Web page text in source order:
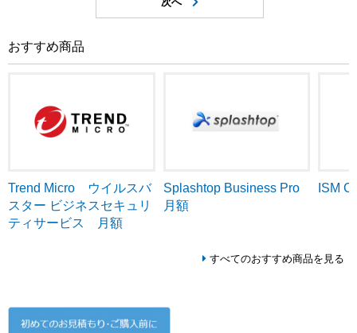
おすすめ商品
Trend Micro ウイルスバ
スター ビジネスセキュリ
ティサービス 月額
Splashtop Business Pro
月額
ISM
すべてのおすすめ商品を見る